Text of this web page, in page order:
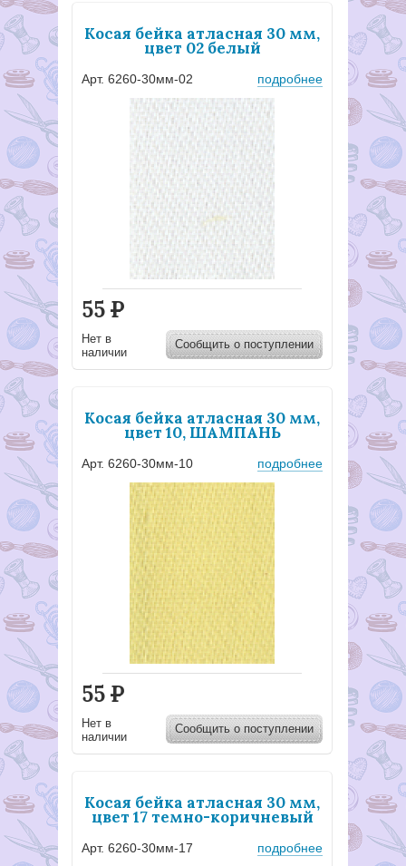
Косая бейка атласная 30 мм,
цвет 02 белый
Арт. 6260-30мм-02 подробнее
55Р
Нет в
наличии
Сообщить о поступлении
Косая бейка атласная 30 мм,
цвет 10, ШАМПАНЬ
Арт. 6260-30мм-10 подробнее
55Р
Нет в
наличии
Сообщить о поступлении
Косая бейка атласная 30 мм,
цвет 17 темно-коричневый
Арт. 6260-30мм-17 подробнее